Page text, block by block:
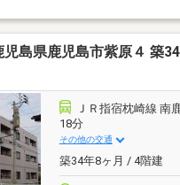
児島県鹿児島市紫原４ 築
ＪＲ指宿枕崎線 南
18分
その他の交通
築34年8ヶ月 / 4階建